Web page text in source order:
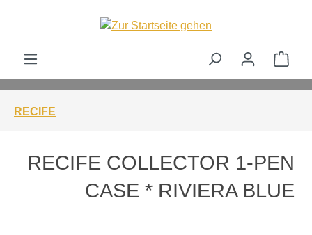
RECIFE
RECIFE COLLECTOR 1-PEN
CASE * RIVIERA BLUE